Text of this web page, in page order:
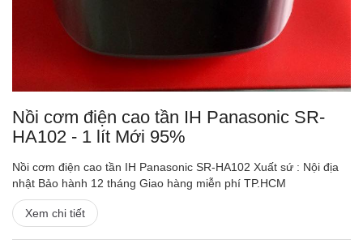
Nồi cơm điện cao tần IH Panasonic SR-
HA102 - 1 lít Mới 95%
Nồi cơm điện cao tần IH Panasonic SR-HA102 Xuất sứ : Nội địa
nhật Bảo hành 12 tháng Giao hàng miễn phí TP.HCM
Xem chi tiết